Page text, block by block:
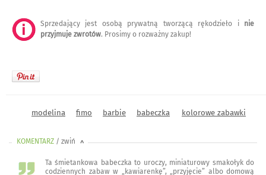
Sprzedający jest osobą prywatną tworzącą rękodzieło i nie
przyjmuje zwrotów. Prosimy o rozważny zakup!
modelina fimo barbie babeczka kolorowe zabawki
KOMENTARZ / zwiń <
Ta śmietankowa babeczka to uroczy, miniaturowy smakołyk do
codziennych zabaw w „kawiarenkę”, „przyjęcie” albo domową